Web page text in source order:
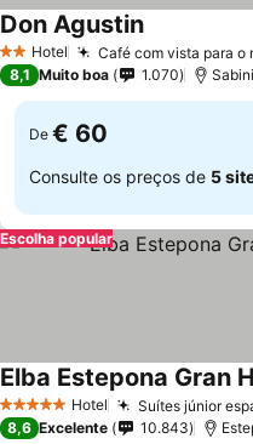
2 Estrelas
Hotel Café com vista para o
Don AgustinVer preços
8,1 Muito boa 1.070
De € 60
Consulte os preços de 5
Escolha popular
5 Estrelas Hotel Suítes júnior
Elba Estepona Gran
8,6 Excelente 10.843